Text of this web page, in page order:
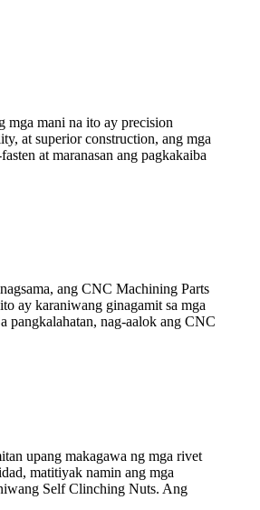
mga mani na ito ay precision
at superior construction, ang mga
at maranasan ang pagkakaiba
ang CNC Machining Parts
ay karaniwang ginagamit sa mga
pangkalahatan, nag-aalok ang CNC
upang makagawa ng mga rivet
matitiyak namin ang mga
Self Clinching Nuts. Ang